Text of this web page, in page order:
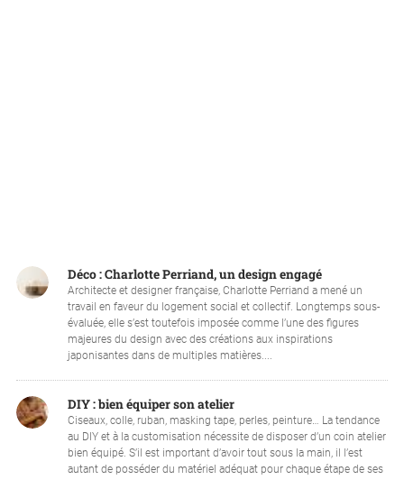
Déco : Charlotte Perriand, un design engagé
Architecte et designer française, Charlotte Perriand a mené un
travail en faveur du logement social et collectif. Longtemps sous-
évaluée, elle s’est toutefois imposée comme l’une des figures
majeures du design avec des créations aux inspirations
japonisantes dans de multiples matières....
DIY : bien équiper son atelier
Ciseaux, colle, ruban, masking tape, perles, peinture… La tendance
au DIY et à la customisation nécessite de disposer d’un coin atelier
bien équipé. S’il est important d’avoir tout sous la main, il l’est
autant de posséder du matériel adéquat pour chaque étape de ses